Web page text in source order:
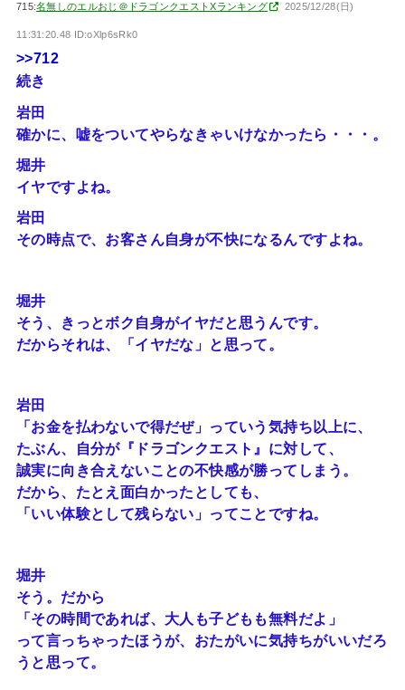
715:名無しのエルおじ＠ドラゴンクエストXランキング 2025/12/28(日)
11:31:20.48 ID:oXlp6sRk0
>>712
続き
岩田
確かに、嘘をついてやらなきゃいけなかったら・・・。
堀井
イヤですよね。
岩田
その時点で、お客さん自身が不快になるんですよね。
堀井
そう、きっとボク自身がイヤだと思うんです。
だからそれは、「イヤだな」と思って。
岩田
「お金を払わないで得だぜ」っていう気持ち以上に、
たぶん、自分が『ドラゴンクエスト』に対して、
誠実に向き合えないことの不快感が勝ってしまう。
だから、たとえ面白かったとしても、
「いい体験として残らない」ってことですね。
堀井
そう。だから
「その時間であれば、大人も子どもも無料だよ」
って言っちゃったほうが、おたがいに気持ちがいいだろ
うと思って。